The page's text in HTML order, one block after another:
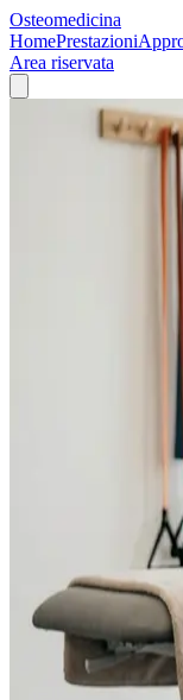
Osteomedicina
HomePrestazioni
Area riservata